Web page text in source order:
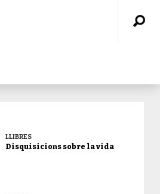
LLIBRES
Disquisicions sobre la vida